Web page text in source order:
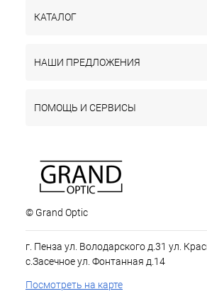
КАТАЛОГ
НАШИ ПРЕДЛОЖЕНИЯ
ПОМОЩЬ И СЕРВИСЫ
© Grand Optic
г. Пенза ул. Володарского д.31 ул.
с.Засечное ул. Фонтанная д.14
Посмотреть на карте